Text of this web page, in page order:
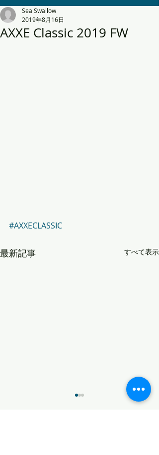
AXXE Classic 2019 FW
Sea Swallow
2019年8月16日
#AXXECLASSIC
最新記事 すべて表示